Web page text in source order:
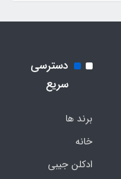
دسترسی
سریع
برند ها
خانه
ادکلن جیبی